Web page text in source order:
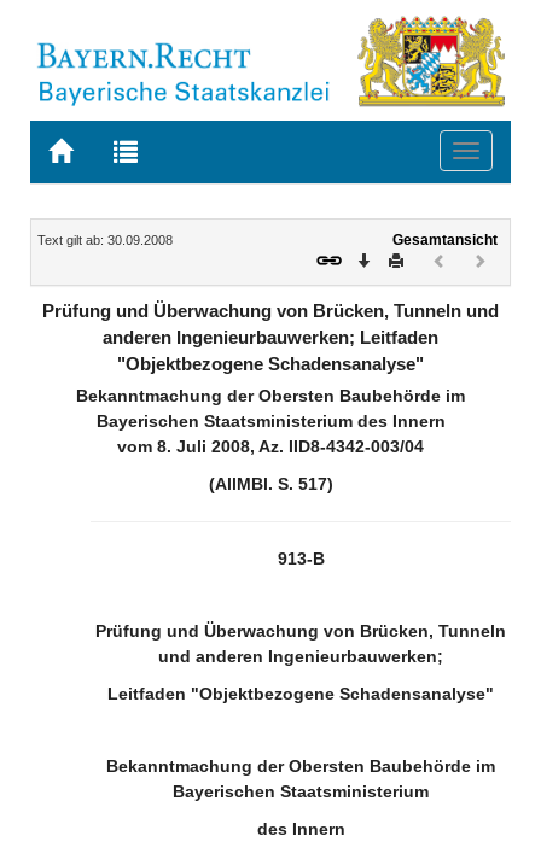
Zur
BAYERN.RECHT
Zur
letzten
Suche
Toggle
Navigation
Inhalt
Text gilt ab: 30.09.2008
Gesamtansicht
Download
DruckenVorheriges
Prüfung und Überwachung von Brücken, Tunneln und
anderen Ingenieurbauwerken; Leitfaden
"Objektbezogene Schadensanalyse"
Bekanntmachung der Obersten Baubehörde im
Bayerischen Staatsministerium des Innern
vom 8. Juli 2008, Az. IID8-4342-003/04
(AllMBl. S. 517)
913-B
Prüfung und Überwachung von Brücken, Tunneln
und anderen Ingenieurbauwerken;
Leitfaden "Objektbezogene Schadensanalyse"
Bekanntmachung der Obersten Baubehörde im
Bayerischen Staatsministerium
des Innern